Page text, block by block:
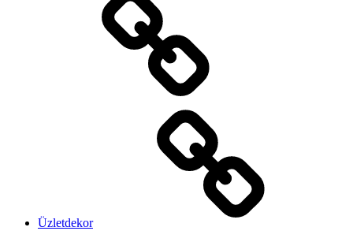
Üzletdekor